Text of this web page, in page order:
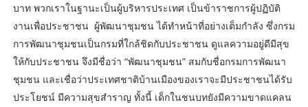
บาท พวกเราในฐานะเป็นผู้บริหารประเทศ เป็นข้าราชการผู้ปฏิบัติ
งานเพื่อประชาชน ผู้พัฒนาชุมชน ได้ทำหน้าที่อย่างเต็มกำลัง ซึ่งกรม
การพัฒนาชุมชนเป็นกรมที่ใกล้ชิดกับประชาชน ดูแลความอยู่ดีมีสุข
ให้กับประชาชน จึงมีชื่อว่า “พัฒนาชุมชน” สมกับชื่อกรมการพัฒนา
ชุมชน และเชื่อว่าประเทศชาติบ้านเมืองของเราจะมีประชาชนได้รับ
ประโยชน์ มีความสุขสำราญ ทั้งนี้ เด็กในชนบทยังมีความขาดแคลน